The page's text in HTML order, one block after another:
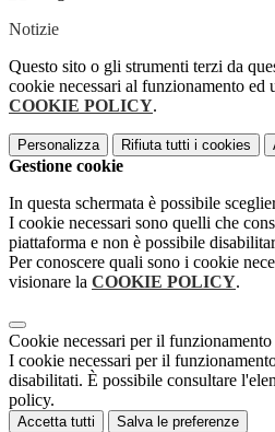
Notizie
Questo sito o gli strumenti terzi da
cookie necessari al funzionamento
COOKIE POLICY.
Personalizza Rifiuta tutti i cookies
Gestione cookie
In questa schermata è possibile
I cookie necessari sono quelli che
piattaforma e non è possibile
Per conoscere quali sono i cookie
visionare la COOKIE POLICY.
Cookie necessari per il funzionamento
I cookie necessari per il
disabilitati. È possibile consultare
policy.
Accetta tutti Salva le preferenze